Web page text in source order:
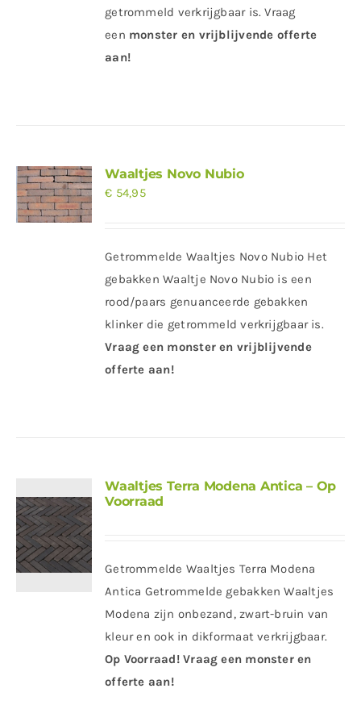
getrommeld verkrijgbaar is. Vraag
een monster en vrijblijvende offerte
aan!
Waaltjes Novo Nubio
€ 54,95
Getrommelde Waaltjes Novo Nubio Het
gebakken Waaltje Novo Nubio is een
rood/paars genuanceerde gebakken
klinker die getrommeld verkrijgbaar is.
Vraag een monster en vrijblijvende
offerte aan!
Waaltjes Terra Modena Antica – Op
Voorraad
Getrommelde Waaltjes Terra Modena
Antica Getrommelde gebakken Waaltjes
Modena zijn onbezand, zwart-bruin van
kleur en ook in dikformaat verkrijgbaar.
Op Voorraad! Vraag een monster en
offerte aan!